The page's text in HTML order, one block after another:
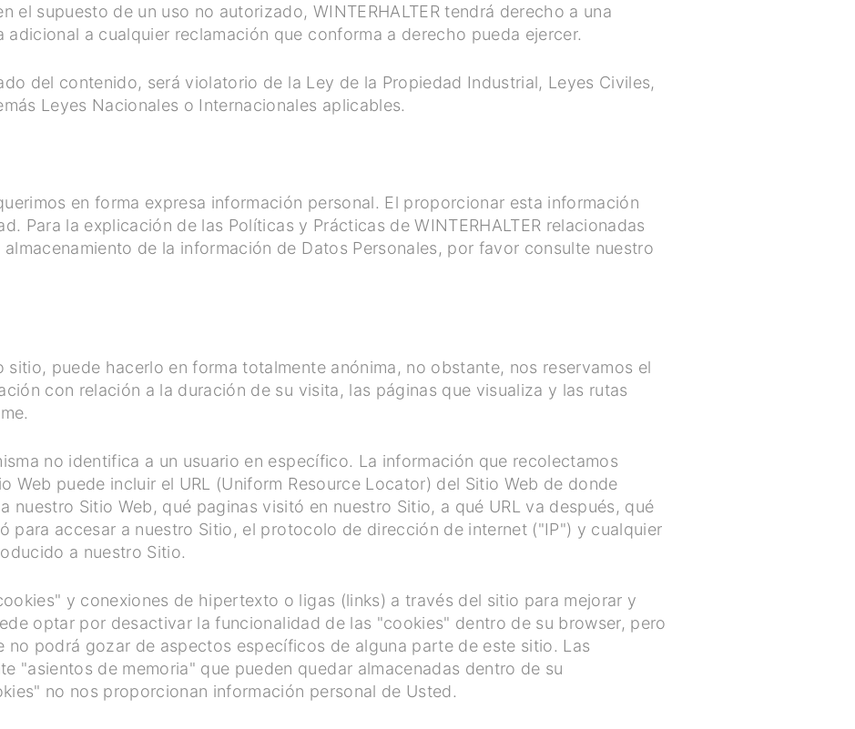
el supuesto de un uso no autorizado, WINTERHALTER tendrá derecho a una
adicional a cualquier reclamación que conforma a derecho pueda ejercer.
del contenido, será violatorio de la Ley de la Propiedad Industrial, Leyes Civiles,
Leyes Nacionales o Internacionales aplicables.
en forma expresa información personal. El proporcionar esta información
Para la explicación de las Políticas y Prácticas de WINTERHALTER relacionadas
de la información de Datos Personales, por favor consulte nuestro
sitio, puede hacerlo en forma totalmente anónima, no obstante, nos reservamos el
con relación a la duración de su visita, las páginas que visualiza y las rutas
no identifica a un usuario en específico. La información que recolectamos
Web puede incluir el URL (Uniform Resource Locator) del Sitio Web de donde
nuestro Sitio Web, qué paginas visitó en nuestro Sitio, a qué URL va después, qué
para accesar a nuestro Sitio, el protocolo de dirección de internet ("IP") y cualquier
a nuestro Sitio.
y conexiones de hipertexto o ligas (links) a través del sitio para mejorar y
optar por desactivar la funcionalidad de las "cookies" dentro de su browser, pero
no podrá gozar de aspectos específicos de alguna parte de este sitio. Las
"asientos de memoria" que pueden quedar almacenadas dentro de su
no nos proporcionan información personal de Usted.